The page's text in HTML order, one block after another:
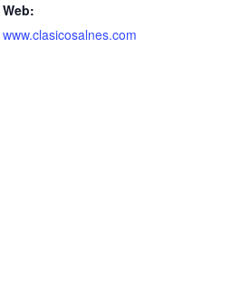
Web:
www.clasicosalnes.com